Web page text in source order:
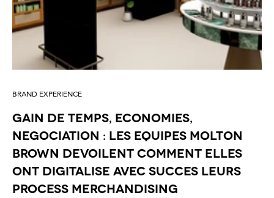
BRAND EXPERIENCE
GAIN DE TEMPS, ECONOMIES,
NEGOCIATION : LES EQUIPES MOLTON
BROWN DEVOILENT COMMENT ELLES
ONT DIGITALISE AVEC SUCCES LEURS
PROCESS MERCHANDISING